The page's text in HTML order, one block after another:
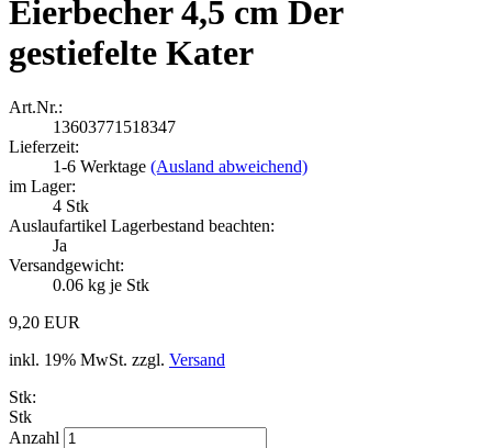
Eierbecher 4,5 cm Der
gestiefelte Kater
Art.Nr.:
13603771518347
Lieferzeit:
1-6 Werktage (Ausland abweichend)
im Lager:
4 Stk
Auslaufartikel Lagerbestand beachten:
Ja
Versandgewicht:
0.06 kg je Stk
9,20 EUR
inkl. 19% MwSt. zzgl. Versand
Stk:
Stk
Anzahl